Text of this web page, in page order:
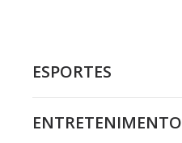
ESPORTES
ENTRETENIMENTO